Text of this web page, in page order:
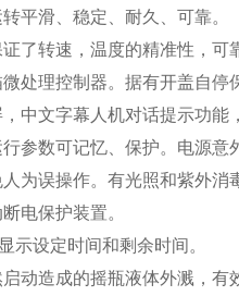
平滑、稳定、耐久、可靠。
了转速，温度的精准性，可
处理控制器。据有开盖自停
中文字幕人机对话提示功能
参数可记忆、保护。电源意
为误操作。有光照和紫外消
电保护装置。
示设定时间和剩余时间。
动造成的摇瓶液体外溅，有